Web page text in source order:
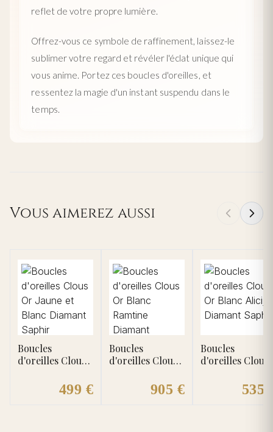
reflet de votre propre lumière.
Offrez-vous ce symbole de raffinement, laissez-le
sublimer votre regard et révéler l'éclat unique qui
vous anime. Portez ces boucles d'oreilles, et
ressentez la magie d'un instant suspendu dans le
temps.
Vous aimerez aussi
Boucles
d'oreilles Clous
Blanc Diamant
499 €
Boucles
d'oreilles Clous
905 €
Boucles
d'oreilles Clous
Diamant Saphir
535